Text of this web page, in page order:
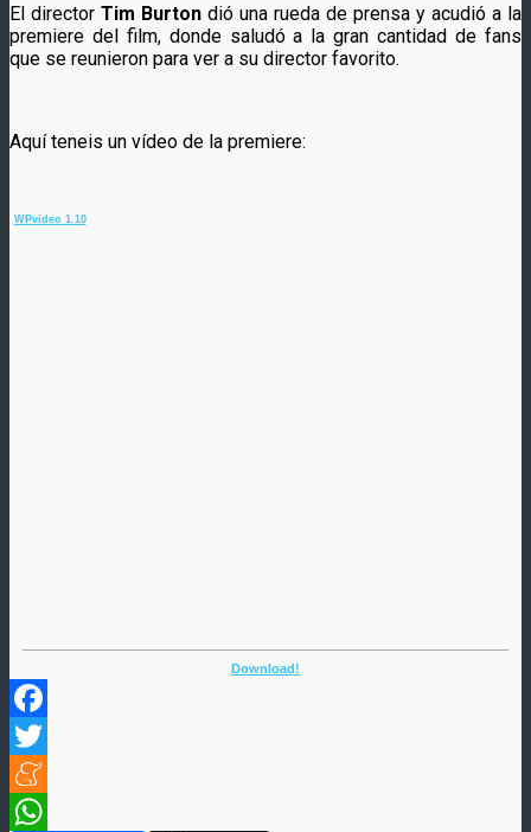
El director Tim Burton dió una rueda de prensa y acudió a la
premiere del film, donde saludó a la gran cantidad de fans
que se reunieron para ver a su director favorito.
Aquí teneis un vídeo de la premiere:
WPvideo 1.10
Download!
Facebook
Twitter
Meneame